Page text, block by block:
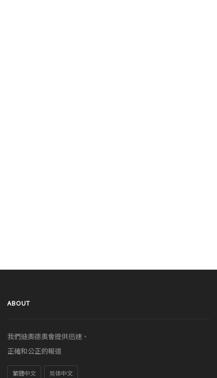
ABOUT
我們迪奧德奧會提供迅速、
正確和公正的報道
繁體中文 简体中文